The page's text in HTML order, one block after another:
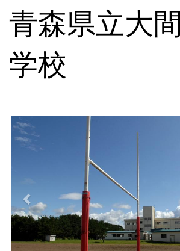
青森県立大
学校
p
r
v
i
o
u
s